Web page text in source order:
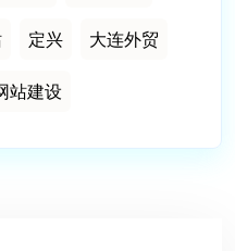
定兴 大连外贸
站建设